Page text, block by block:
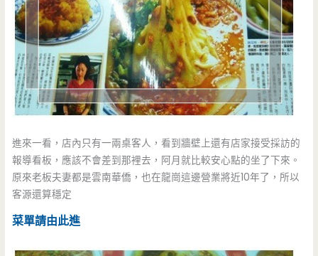
進來一看，店內只有一兩桌客人，看到牆壁上還有店家接受採訪的
報導看板，應該不會差到那裡去，阿月就比較安心點的坐了下來。
原來老板夫妻都是雲南華僑，也在龍崗這邊營業將近10年了，所以
客源還算穩定
菜單請由此進